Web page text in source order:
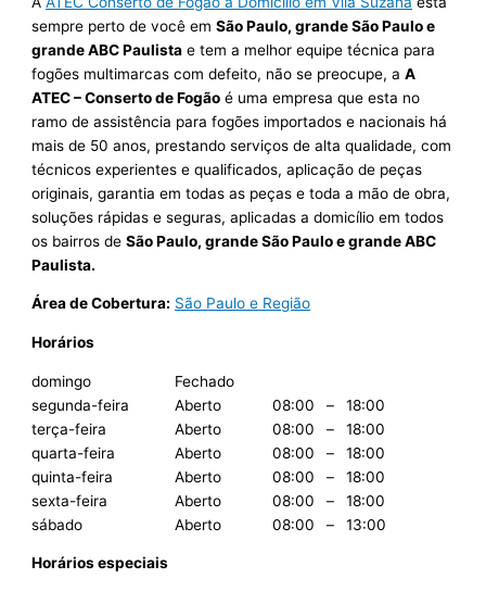
sempre perto de você emSão Paulo, grande São Paulo e
grande ABC Paulista e tem a melhor equipe técnica para
fogões multimarcas com defeito, não se preocupe, aA
ATEC – Conserto de Fogão é uma empresa que esta no
ramo de assistência para fogões importados e nacionais há
mais de 50 anos, prestando serviços de alta qualidade, com
técnicos experientes e qualificados, aplicação de peças
originais, garantia em todas as peças e toda a mão de obra,
soluções rápidas e seguras, aplicadas a domicílio em todos
os bairros deSão Paulo, grande São Paulo e grande ABC
Paulista.
Área de Cobertura: São Paulo e Região
Horários
domingo
Fechado
segunda-feira
Aberto 08:00 –
18:00
terça-feira
Aberto 08:00 –
18:00
quarta-feira
Aberto 08:00 –
18:00
quinta-feira
Aberto 08:00 –
18:00
sexta-feira
Aberto 08:00 –
18:00
sábado
Aberto 08:00 – 13:00
Horários especiais